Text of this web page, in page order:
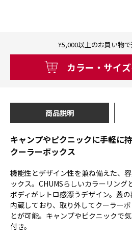
¥5,000以上のお買い物で
カラー・サイ
商品説明
キャンプやピクニックに手軽に
クーラーボックス
機能性とデザイン性を兼ね備えた、
ックス。CHUMSらしいカラーリング
ボディがレトロ感漂うデザイン。蓋
内蔵しており、取り外してクーラー
とが可能。キャンプやピクニックで
付き。